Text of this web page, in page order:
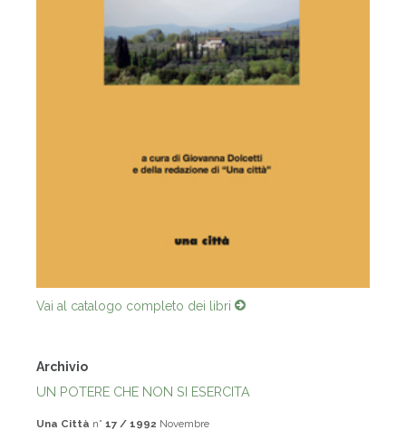
Vai al catalogo completo dei libri
Archivio
UN POTERE CHE NON SI ESERCITA
Una Città n° 17 / 1992 Novembre